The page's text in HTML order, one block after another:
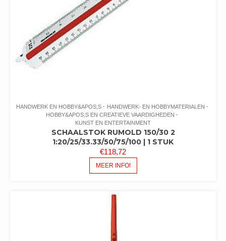
HANDWERK EN HOBBY&APOS;S
HANDWERK- EN HOBBYMATERIALEN
HOBBY&APOS;S EN CREATIEVE VAARDIGHEDEN
KUNST EN ENTERTAINMENT
SCHAALSTOK RUMOLD 150/30 2
1:20/25/33.33/50/75/100 | 1 STUK
€118,72
MEER INFO!